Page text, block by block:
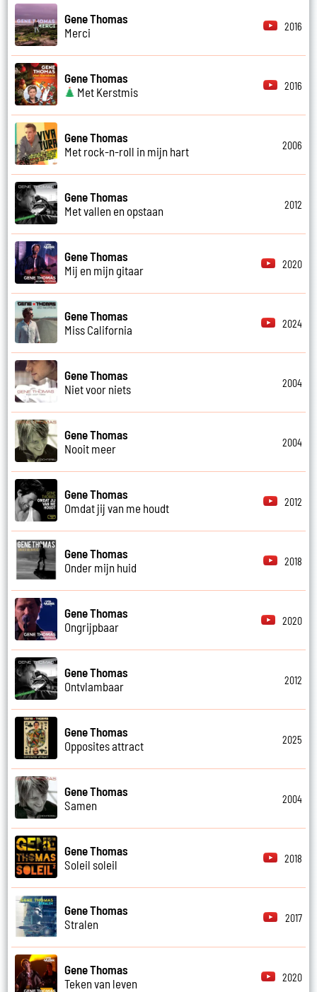
Gene Thomas
Merci
2016
Gene Thomas
Met Kerstmis
2016
Gene Thomas
Met rock-n-roll in mijn hart
2006
Gene Thomas
Met vallen en opstaan
2012
Gene Thomas
Mij en mijn gitaar
2020
Gene Thomas
Miss California
2024
Gene Thomas
Niet voor niets
2004
Gene Thomas
Nooit meer
2004
Gene Thomas
Omdat jij van me houdt
2012
Gene Thomas
Onder mijn huid
2018
Gene Thomas
Ongrijpbaar
2020
Gene Thomas
Ontvlambaar
2012
Gene Thomas
Opposites attract
2025
Gene Thomas
Samen
2004
Gene Thomas
Soleil soleil
2018
Gene Thomas
Stralen
2017
Gene Thomas
Teken van leven
2020